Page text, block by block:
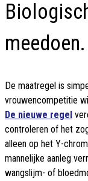
meedoen.
De maatregel is
vrouwencompetitie
De nieuwe regel
controleren of het
alleen op het Y-
mannelijke aanleg
wangslijm- of